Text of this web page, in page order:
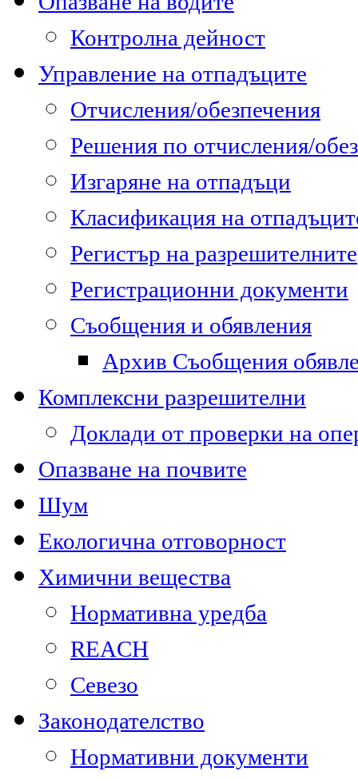
Контролна дейност
Управление на отпадъците
Отчисления/обезпечения
Решения по отчисления/
Изгаряне на отпадъци
Класификация на
Регистър на разрешителните
Регистрационни документи
Съобщения и обявления
Архив Съобщения
Комплексни разрешителни
Доклади от проверки на
Опазване на почвите
Шум
Екологична отговорност
Химични вещества
Нормативна уредба
REACH
Севезо
Законодателство
Нормативни документи